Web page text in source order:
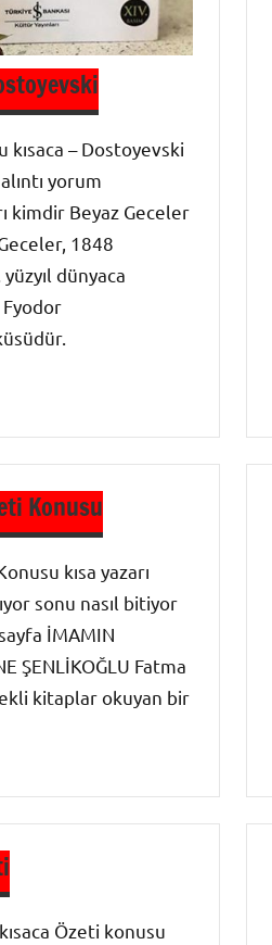
kısaca – Dostoyevski
yorum
kimdir Beyaz Geceler
1848
dünyaca
Fyodor
Konusu
kısa yazarı
sonu nasıl bitiyor
İMAMIN
ŞENLİKOĞLU Fatma
kitaplar okuyan bir
Özeti konusu